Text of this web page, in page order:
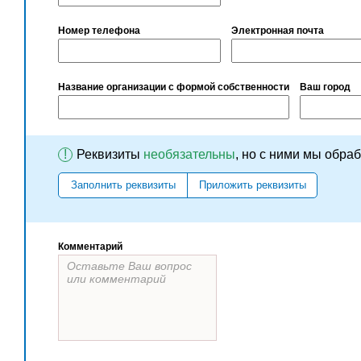
Номер телефона Электронная почта
Название организации с формой собственности Ваш город
! Реквизиты необязательны, но с ними мы
Заполнить реквизиты Приложить реквизиты
Комментарий